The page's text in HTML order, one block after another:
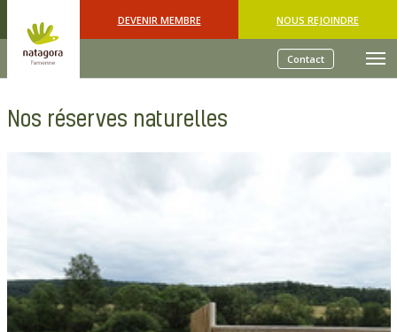
DEVENIR MEMBRE NOUS REJOINDRE
Contact
Nos réserves naturelles